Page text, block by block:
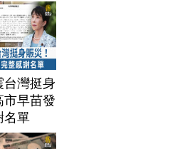
台灣挺身
市早苗發
名單